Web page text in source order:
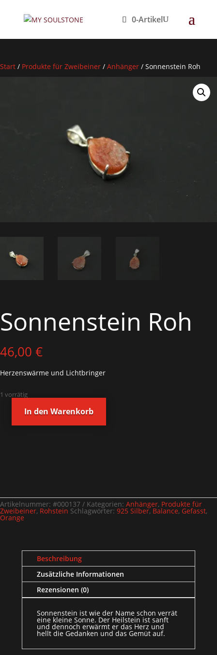
0-Artikel
Start / Produkte für Zweibeiner / Anhänger / Sonnenstein Roh
Sonnenstein Roh
46,00 €
Herzenswärme und Lichtbringer
1 vorrätig
Sonnenstein
Menge
In den Warenkorb
Artikelnummer: #000137 Kategorien: Anhänger, Produkte für
Zweibeiner, Rohstein Schlagwörter: 925 Silber, Balance, Gefasst,
Orange
Beschreibung
Zusätzliche Informationen
Rezensionen (0)
Sonnenstein ist wie der Name schon verrät
eine kleine Sonne. Der Heilstein ist sanft
und dennoch erwärmt er das Herz und
hellt die Gedanken und das Gemüt auf.